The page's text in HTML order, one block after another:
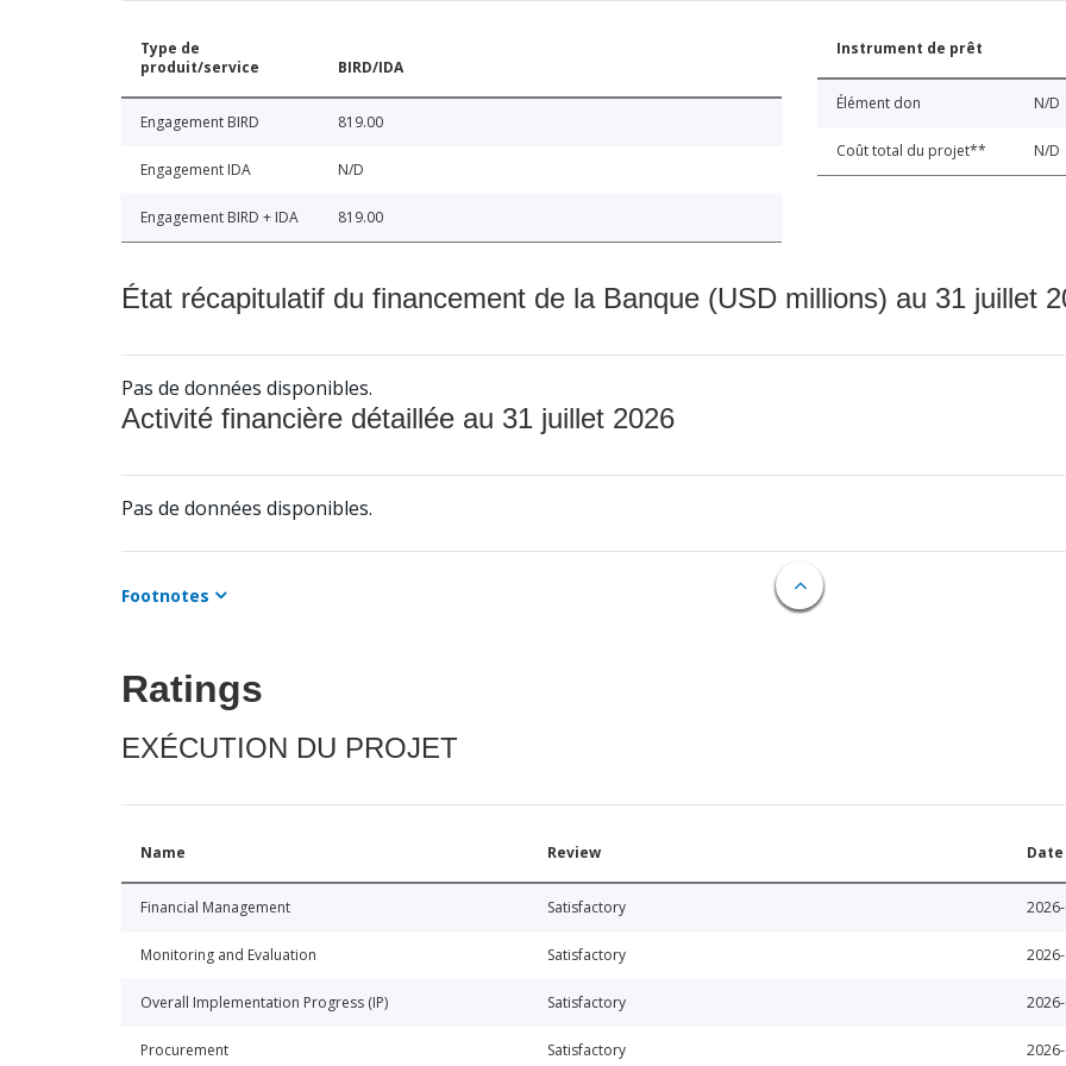
Type de
produit/service
BIRD/IDA
Engagement BIRD 819.00
Engagement IDA N/D
Engagement BIRD + IDA 819.00
Instrument de prêt
Élément don N/D
Coût total du projet** N/D
État récapitulatif du financement de la Banque (USD millions) au 31 juillet
Pas de données disponibles.
Activité financière détaillée au 31 juillet 2026
Pas de données disponibles.
Footnotes
Ratings
EXÉCUTION DU PROJET
Name Review Date
Financial Management Satisfactory
Monitoring and Evaluation Satisfactory
Overall Implementation Progress (IP) Satisfactory
Procurement Satisfactory